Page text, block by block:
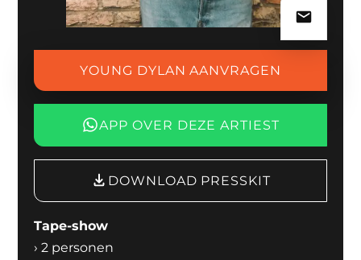
YOUNG DYLAN AANVRAGEN
APP OVER DEZE ARTIEST
DOWNLOAD PRESSKIT
Tape-show
› 2 personen